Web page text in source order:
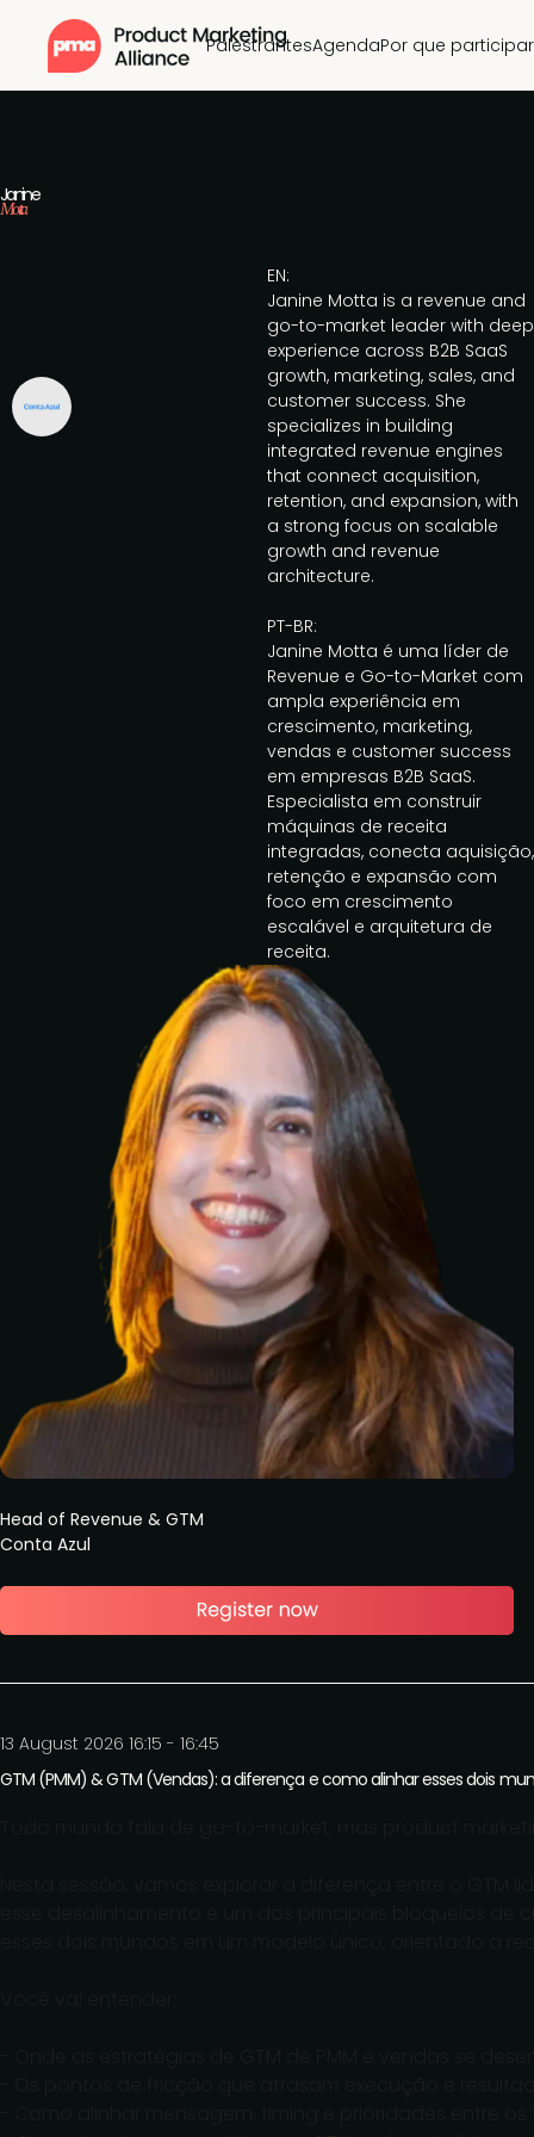
PalestrantesAgendaPor que participar
Janine
Motta
Head of Revenue & GTM
Conta Azul
EN:
Janine Motta is a revenue and
go-to-market leader with deep
experience across B2B SaaS
growth, marketing, sales, and
customer success. She
specializes in building
integrated revenue engines
that connect acquisition,
retention, and expansion, with
a strong focus on scalable
growth and revenue
architecture.
PT-BR:
Janine Motta é uma líder de
Revenue e Go-to-Market com
ampla experiência em
crescimento, marketing,
vendas e customer success
em empresas B2B SaaS.
Especialista em construir
máquinas de receita
integradas, conecta aquisição,
retenção e expansão com
foco em crescimento
escalável e arquitetura de
receita.
13 August 2026 16:15 - 16:45
GTM (PMM) & GTM (Vendas): a diferença e como alinhar esses dois